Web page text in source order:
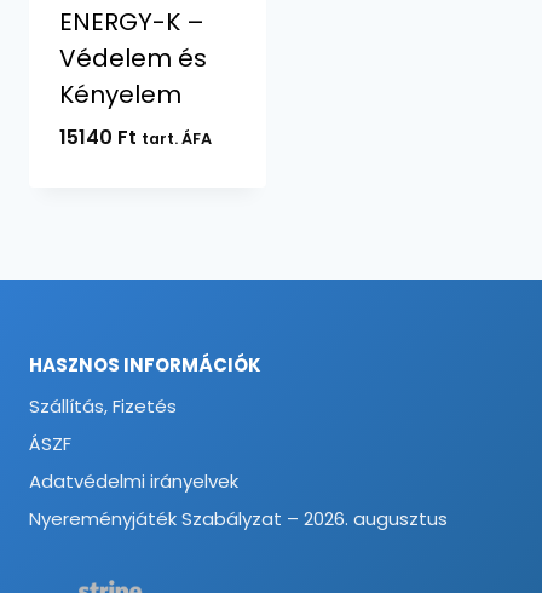
ENERGY-K –
Védelem és
Kényelem
15140 Ft tart. ÁFA
HASZNOS INFORMÁCIÓK
Szállítás, Fizetés
ÁSZF
Adatvédelmi irányelvek
Nyereményjáték Szabályzat – 2026. augusztus